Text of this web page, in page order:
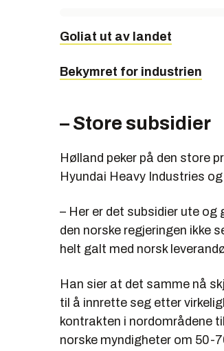
Goliat ut av landet
Bekymret for industrien
– Store subsidier
Hølland peker på den store
Hyundai Heavy Industries
– Her er det subsidier ute og
den norske regjeringen ikke
helt galt med norsk
Han sier at det samme nå
til å innrette seg etter
kontrakten i nordområdene
norske myndigheter om 50-